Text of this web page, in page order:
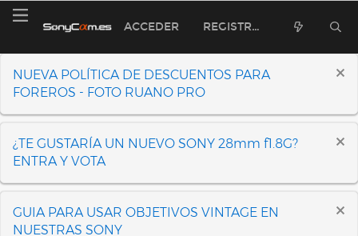
ACCEDER REGISTRARSE
NUEVA POLÍTICA DE DESCUENTOS PARA
FOREROS - FOTO RUANO PRO
¿TE GUSTARÍA UN NUEVO SONY 28mm f1.8G?
ENTRA Y VOTA
GUIA PARA USAR OBJETIVOS VINTAGE EN
NUESTRAS SONY